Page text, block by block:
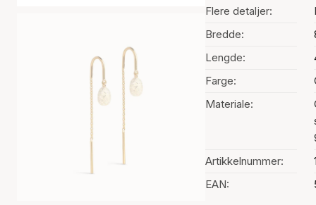
Flere detaljer:
Bredde:
Lengde:
Farge:
Materiale:
Artikkelnummer:
EAN: